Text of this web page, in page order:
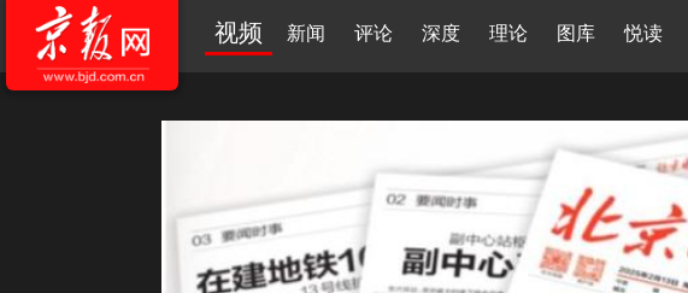
视频 新闻 评论 深度 理论 图库 悦读